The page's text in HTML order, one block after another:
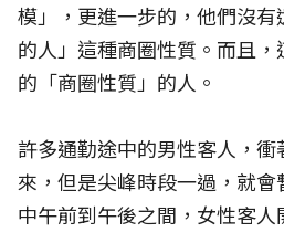
模」，更進一步的，他們沒
的人」這種商圈性質。而且
的「商圈性質」的人。
許多通勤途中的男性客人，
來，但是尖峰時段一過，就
中午前到午後之間，女性客